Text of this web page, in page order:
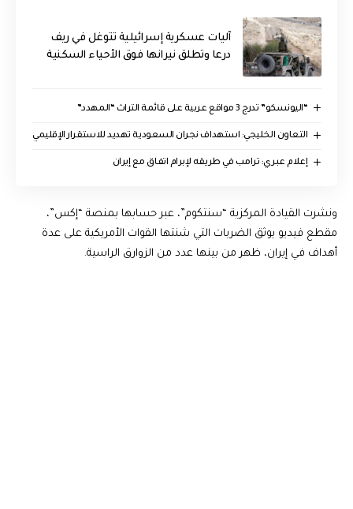
آليات عسكرية إسرائيلية تتوغل في ريف
درعا وتطلق نيرانها فوق الأحياء السكنية
“اليونسكو” تدرج 3 مواقع عربية على قائمة التراث “المهدد”
التعاون الخليجي: استهداف نجران السعودية تهديد للاستقرار الإقليمي
إعلام عبري: ترامب في طريقه لإبرام اتفاق مع إيران
ونشرت القيادة المركزية “سنتكوم”، عبر حسابها بمنصة “إكس”،
مقطع فيديو يوثق الضربات التي شنتها القوات الأمريكية على عدة
أهداف في إيران، ظهر من بينها عدد من الزوارق الراسية.